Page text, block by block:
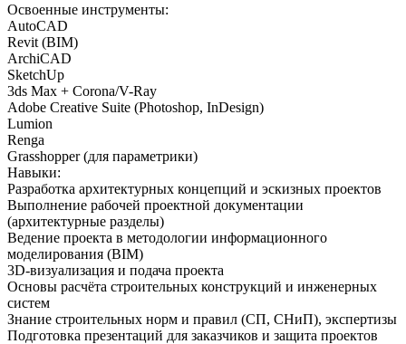
Освоенные инструменты:
AutoCAD
Revit (BIM)
ArchiCAD
SketchUp
3ds Max + Corona/V-Ray
Adobe Creative Suite (Photoshop, InDesign)
Lumion
Renga
Grasshopper (для параметрики)
Навыки:
Разработка архитектурных концепций и эскизных проектов
Выполнение рабочей проектной документации
(архитектурные разделы)
Ведение проекта в методологии информационного
моделирования (BIM)
3D-визуализация и подача проекта
Основы расчёта строительных конструкций и инженерных
систем
Знание строительных норм и правил (СП, СНиП), экспертизы
Подготовка презентаций для заказчиков и защита проектов